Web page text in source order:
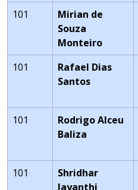
101
Mirian de
Souza
Monteiro
101
Rafael Dias
Santos
101
Rodrigo Alceu
Baliza
101
Shridhar
Jayanthi